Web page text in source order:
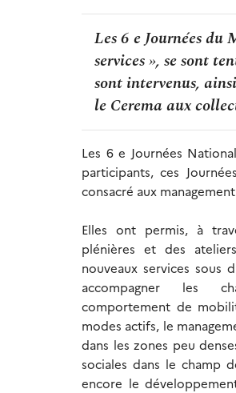
Les 6 e Journées du
services », se sont
sont intervenus,
le Cerema aux
Les 6 e Journées
participants, ces
consacré aux
Elles ont permis, à
plénières et des
nouveaux services sous
accompagner les
comportement de
modes actifs, le
dans les zones peu
sociales dans le champ
encore le